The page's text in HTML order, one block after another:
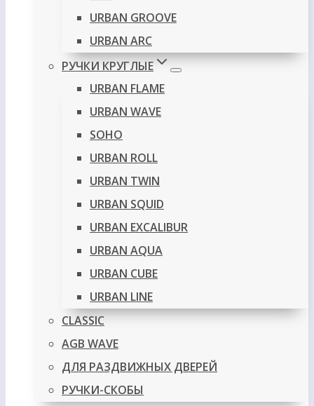
URBAN GROOVE
URBAN ARC
РУЧКИ КРУГЛЫЕ
URBAN FLAME
URBAN WAVE
SOHO
URBAN ROLL
URBAN TWIN
URBAN SQUID
URBAN EXCALIBUR
URBAN AQUA
URBAN CUBE
URBAN LINE
CLASSIC
AGB WAVE
ДЛЯ РАЗДВИЖНЫХ ДВЕРЕЙ
РУЧКИ-СКОБЫ